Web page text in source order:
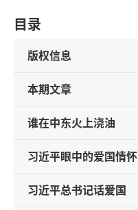
目录
版权信息
本期文章
谁在中东火上浇油
习近平眼中的爱国情怀
习近平总书记话爱国